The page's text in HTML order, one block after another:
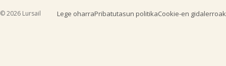
© 2026 Lursail Lege oharraPribatutasun politikaCookie-en gidalerroak